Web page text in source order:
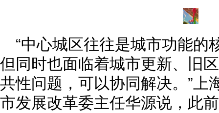
“中心城区往往是城市功能的
但同时也面临着城市更新、旧
共性问题，可以协同解决。”上
市发展改革委主任华源说，此